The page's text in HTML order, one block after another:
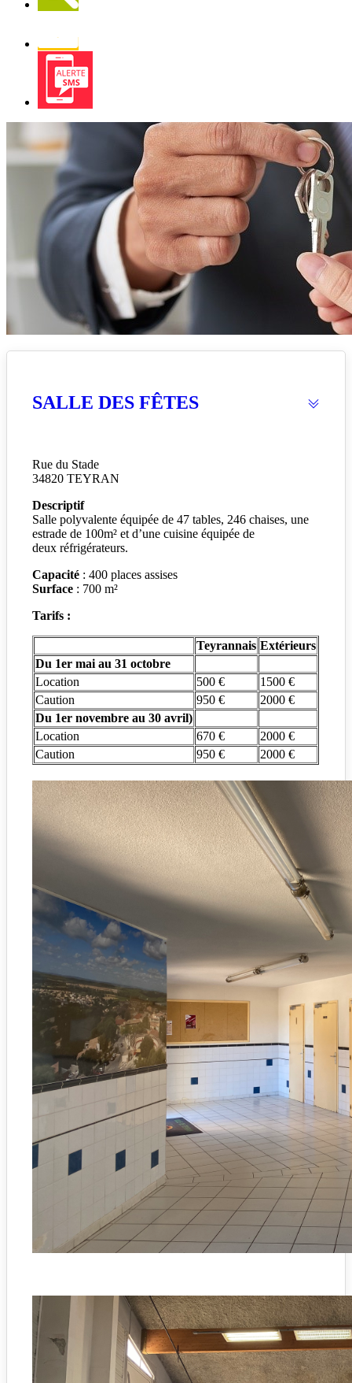
Alerte
SMS
SALLE DES FÊTES
Rue du Stade
34820 TEYRAN
Descriptif
Salle polyvalente équipée de 47 tables, 246 chaises, une
estrade de 100m² et d’une cuisine équipée de
deux réfrigérateurs.
Capacité : 400 places assises
Surface : 700 m²
Tarifs :
Teyrannais Extérieurs
Du 1er mai au 31 octobre
Location
500 €
1500 €
Caution
950 €
2000 €
Du 1er novembre au 30 avril)
Location
670 €
2000 €
Caution
950 € 2000 €